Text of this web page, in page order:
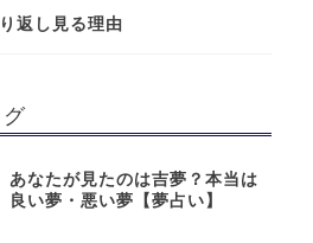
返し見る理由
あなたが見たのは吉夢？本当は
良い夢・悪い夢【夢占い】